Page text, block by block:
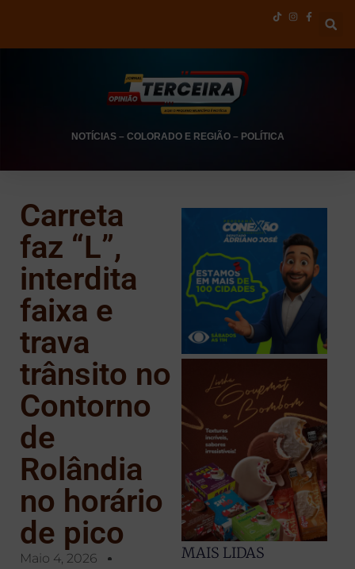
NOTÍCIAS– COLORADO E REGIÃO– POLÍTICA
Carreta
faz “L”,
interdita
faixa e
trava
trânsito no
Contorno
de
Rolândia
no horário
de pico
Maio 4, 2026
MAIS LIDAS